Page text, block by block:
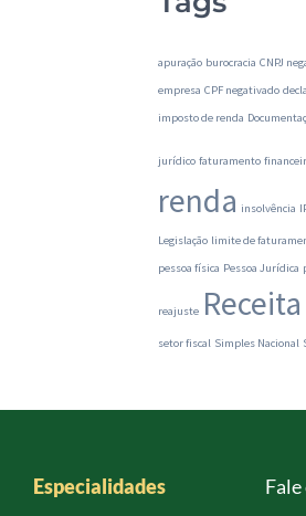
apuração burocracia CNPJ
empresa CPF negativado
imposto de renda
jurídico faturamento
renda insolvência
Legislação limite de
pessoa física Pessoa Jurídica
reajuste
setor fiscal Simples Nacional
Especialidades